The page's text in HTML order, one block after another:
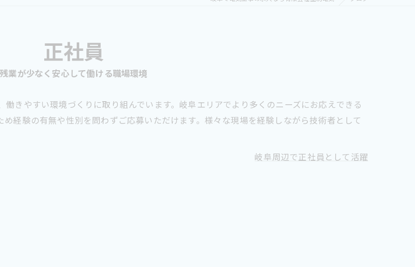
正社員
残業が少なく安心して働ける職場環境
きやすい環境づくりに取り組んでいます。岐阜エリアでより多くのニーズにお応えできる
経験の有無や性別を問わずご応募いただけます。様々な現場を経験しながら技術者として
岐阜周辺で正社員として活躍